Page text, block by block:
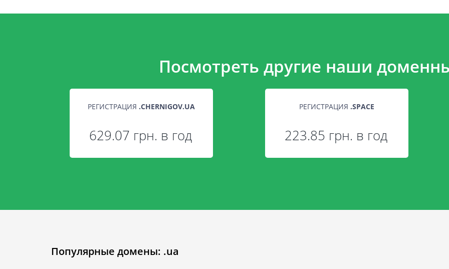
Посмотреть другие наши
РЕГИСТРАЦИЯ .CHERNIGOV.UA
629.07 грн. в год
РЕГИСТРАЦИЯ .SPACE
223.85 грн. в год
Популярные домены: .ua